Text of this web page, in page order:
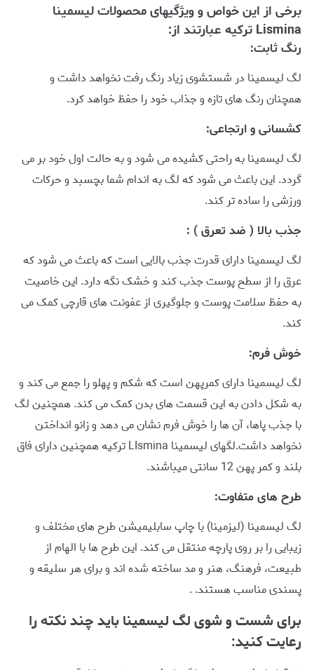
برخی از این خواص و ویژگیهای محصولات لیسمینا
Lismina ترکیه عبارتند از:
رنگ ثابت:
لگ لیسمینا در شستشوی زیاد رنگ رفت نخواهد داشت و
همچنان رنگ های تازه و جذاب خود را حفظ خواهد کرد.
کشسانی و ارتجاعی:
لگ لیسمینا به راحتی کشیده می شود و به حالت اول خود بر می
گردد. این باعث می شود که لگ به اندام شما بچسبد و حرکات
ورزشی را ساده تر کند.
جذب بالا ( ضد تعرق ) :
لگ لیسمینا دارای قدرت جذب بالایی است که باعث می شود که
عرق را از سطح پوست جذب کند و خشک نگه دارد. این خاصیت
به حفظ سلامت پوست و جلوگیری از عفونت های قارچی کمک می
کند.
خوش فرم:
لگ لیسمینا دارای کمرپهن است که شکم و پهلو را جمع می کند و
به شکل دادن به این قسمت های بدن کمک می کند. همچنین لگ
با جذب پاها، آن ها را خوش فرم نشان می دهد و زانو انداختن
نخواهد داشت.لگهای لیسمینا LIsmina ترکیه همچنین دارای فاق
بلند و کمر پهن 12 سانتی میباشند.
طرح های متفاوت:
لگ لیسمینا (لیزمینا) با چاپ سابلیمیشن طرح های مختلف و
زیبایی را بر روی پارچه منتقل می کند. این طرح ها با الهام از
طبیعت، فرهنگ، هنر و مد ساخته شده اند و برای هر سلیقه و
پسندی مناسب هستند. .
برای شست و شوی لگ لیسمینا باید چند نکته را
رعایت کنید: